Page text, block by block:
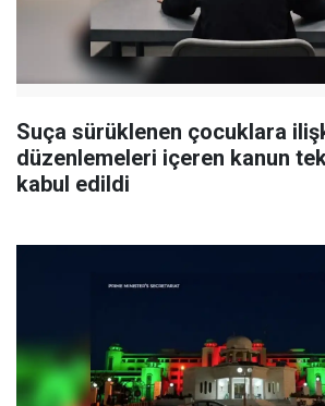
Suça sürüklenen çocuklara
düzenlemeleri içeren kanun
kabul edildi